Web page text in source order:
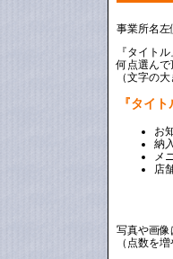
事業所名左
『タイト
何点選ん
（文字の
『タイ
お
納
メ
店
写真や画像
（点数を